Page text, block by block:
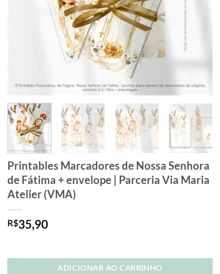
Printables Marcadores de Nossa Senhora
de Fátima + envelope | Parceria Via Maria
Atelier (VMA)
R$35,90
ADICIONAR AO CARRINHO